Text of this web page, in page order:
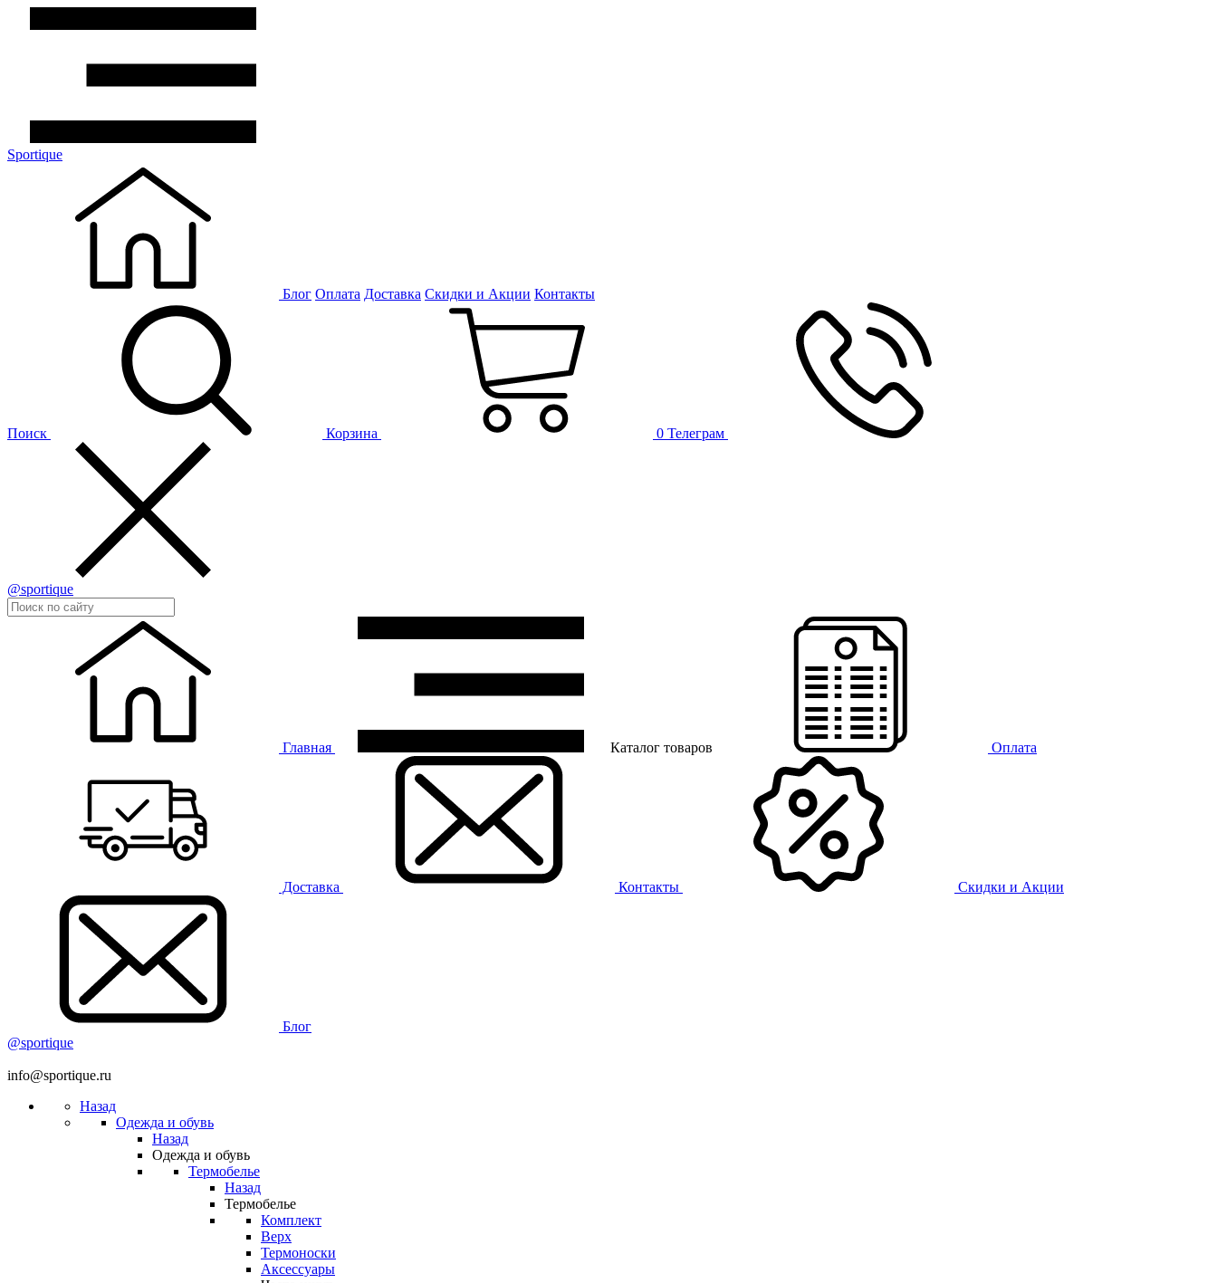
Sportique
Блог Оплата Доставка Скидки и Акции Контакты
Поиск Корзина 0 Телеграм
@sportique
Главная Каталог товаров Оплата
Доставка Контакты Скидки и Акции
Блог
@sportique
info@sportique.ru
Назад
Одежда и обувь
Назад
Одежда и обувь
Термобелье
Назад
Термобелье
Комплект
Верх
Термоноски
Аксессуары